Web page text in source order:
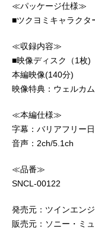
≪パッケージ仕様≫
■ツクヨミキャラク
≪収録内容≫
■映像ディスク（1枚)
本編映像(140分)
映像特典：ウェルカ
≪本編仕様≫
字幕：バリアフリー
音声：2ch/5.1ch
≪品番≫
SNCL-00122
発売元：ツインエン
販売元：ソニー・ミ